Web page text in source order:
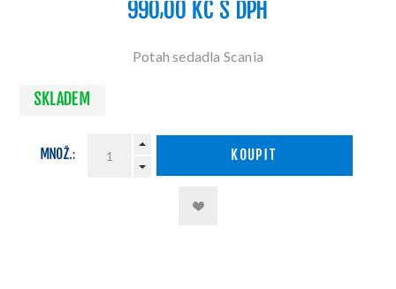
990,00 KČ S DPH
Potah sedadla Scania
SKLADEM
MNOŽ.: KOUPIT